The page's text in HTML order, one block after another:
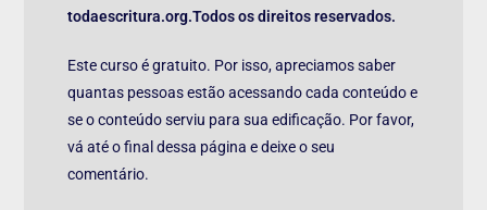
todaescritura.org.Todos os direitos reservados.
Este curso é gratuito. Por isso, apreciamos saber
quantas pessoas estão acessando cada conteúdo e
se o conteúdo serviu para sua edificação. Por favor,
vá até o final dessa página e deixe o seu
comentário.